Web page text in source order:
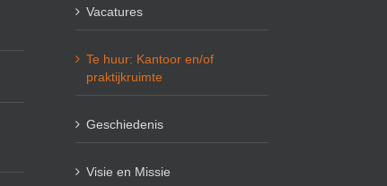
Vacatures
Te huur: Kantoor en/of
praktijkruimte
Geschiedenis
Visie en Missie